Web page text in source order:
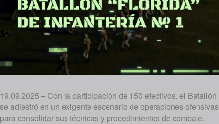
19.09.2025 – Con la participación de 150 efectivos, el Batallón
se adiestró en un exigente escenario de operaciones ofensivas
para consolidar sus técnicas y procedimientos de combate.